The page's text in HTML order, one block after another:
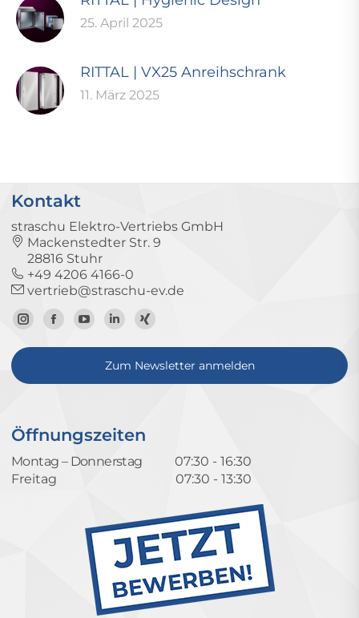
25. April 2025
RITTAL | VX25 Anreihschrank
11. März 2025
Kontakt
straschu Elektro-Vertriebs GmbH
Mackenstedter Str. 9
28816 Stuhr
+49 4206 4166-0
vertrieb@straschu-ev.de
Zum
Instagram-
Zur
Facebook-
Zum
YouTube-
Kanal
Zum
LinkedIn-
Profil
Zum
Xing-
Profil
Zum Newsletter anmelden
Öffnungszeiten
Montag – Donnerstag
07:30 - 16:30
Freitag
07:30 - 13:30